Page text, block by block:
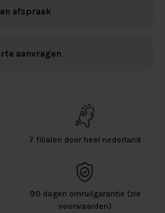
afspraak
aanvragen
7 filialen door heel nederland
90 dagen omruilgarantie (zie
voorwaarden)